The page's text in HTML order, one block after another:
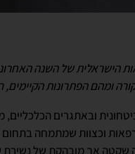
הישראלית של השנה
ומהם הפתרונות
ובאתגרים
וכצוות שמתמחה
שקטה אך מובהקת של